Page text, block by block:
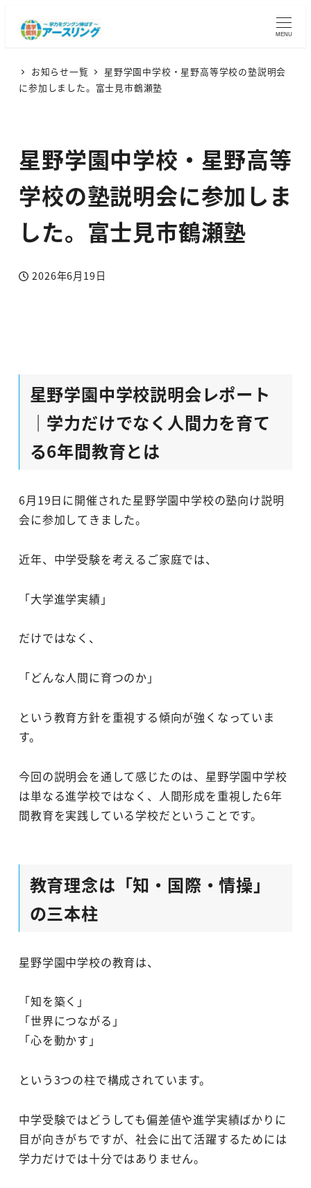
MENU
お知らせ一覧
星野学園中学校・星野高等学校の塾説明会
に参加しました。富士見市鶴瀬塾
星野学園中学校・星野高等
学校の塾説明会に参加しま
した。富士見市鶴瀬塾
投稿日
2026年6月19日
星野学園中学校説明会レポート
｜学力だけでなく人間力を育て
る6年間教育とは
6月19日に開催された星野学園中学校の塾向け説明
会に参加してきました。
近年、中学受験を考えるご家庭では、
「大学進学実績」
だけではなく、
「どんな人間に育つのか」
という教育方針を重視する傾向が強くなっていま
す。
今回の説明会を通して感じたのは、星野学園中学校
は単なる進学校ではなく、人間形成を重視した6年
間教育を実践している学校だということです。
教育理念は「知・国際・情操」
の三本柱
星野学園中学校の教育は、
「知を築く」
「世界につながる」
「心を動かす」
という3つの柱で構成されています。
中学受験ではどうしても偏差値や進学実績ばかりに
目が向きがちですが、社会に出て活躍するためには
学力だけでは十分ではありません。